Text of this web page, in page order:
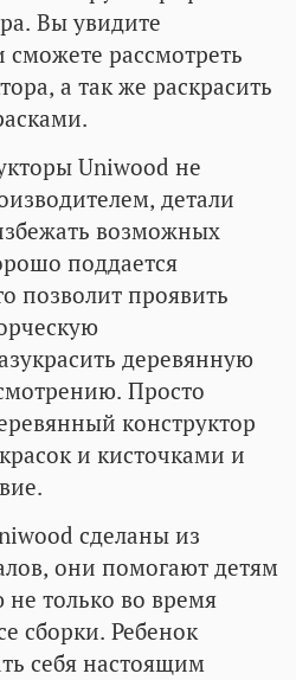
Вы увидите
рассмотреть
а так же раскрасить
Uniwood не
детали
возможных
поддается
позволит проявить
деревянную
Просто
конструктор
и кисточками и
сделаны из
они помогают детям
только во время
сборки. Ребенок
себя настоящим